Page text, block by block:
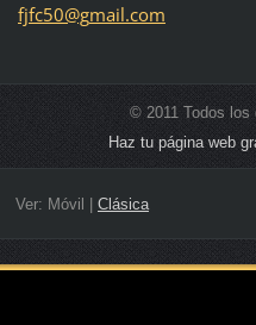
fjfc50@gmail.com
© 2011 Todos los
Haz tu página web
Ver: Móvil Clásica